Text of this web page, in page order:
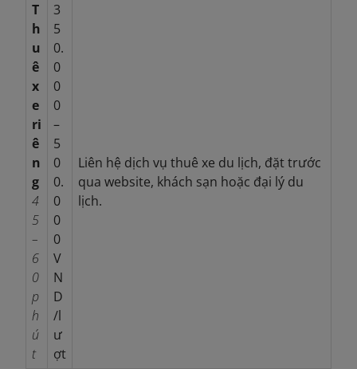
T
h
u
ê
x
e
ri
ê
n
g
4
5
–
6
0
p
h
ú
t
3
5
0.
0
0
0
–
5
0
0.
0
0
0
V
N
D
/l
ư
ợt
Liên hệ dịch vụ thuê xe du lịch, đặt trước
qua website, khách sạn hoặc đại lý du
lịch.